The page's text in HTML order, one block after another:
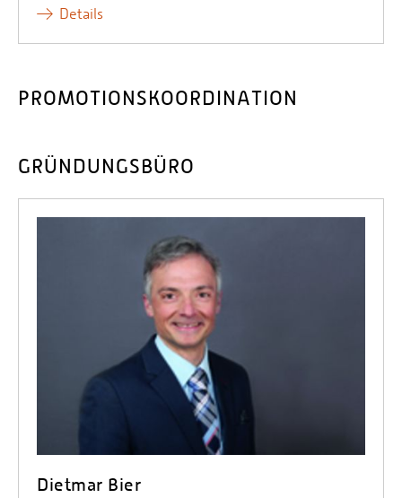
Details
PROMOTIONSKOORDINATION
GRÜNDUNGSBÜRO
Dietmar Bier